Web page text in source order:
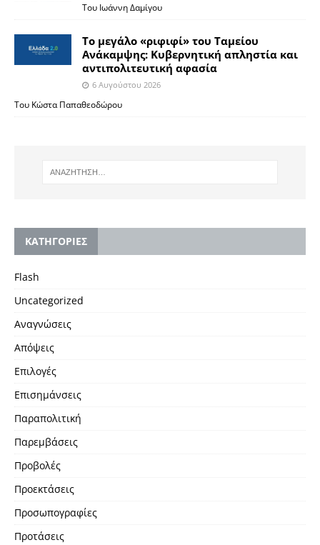
Του Ιωάννη Δαμίγου
Το μεγάλο «ριφιφί» του Ταμείου
Ανάκαμψης: Κυβερνητική απληστία και
αντιπολιτευτική αφασία
6 Αυγούστου 2026
Του Κώστα Παπαθεοδώρου
KΑΤΗΓΟΡΙΕΣ
Flash
Uncategorized
Αναγνώσεις
Απόψεις
Επιλογές
Επισημάνσεις
Παραπολιτική
Παρεμβάσεις
Προβολές
Προεκτάσεις
Προσωπογραφίες
Προτάσεις